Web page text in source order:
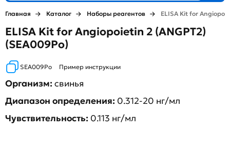
Главная Каталог Наборы реагентов ELISA Kit for
ELISA Kit for Angiopoietin 2 (ANGPT2)
(SEA009Po)
SEA009Po Пример инструкции
Организм:свинья
Диапазон определения: 0.312-20 нг/мл
Чувствительность: 0.113 нг/мл